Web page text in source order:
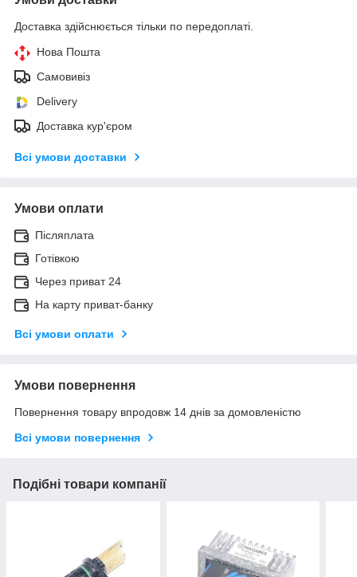
Доставка здійснюється тільки по передоплаті.
Нова Пошта
Самовивіз
Delivery
Доставка кур'єром
Всі умови доставки
Умови оплати
Післяплата
Готівкою
Через приват 24
На карту приват-банку
Всі умови оплати
Умови повернення
Повернення товару впродовж 14 днів за домовленістю
Всі умови повернення
Подібні товари компанії